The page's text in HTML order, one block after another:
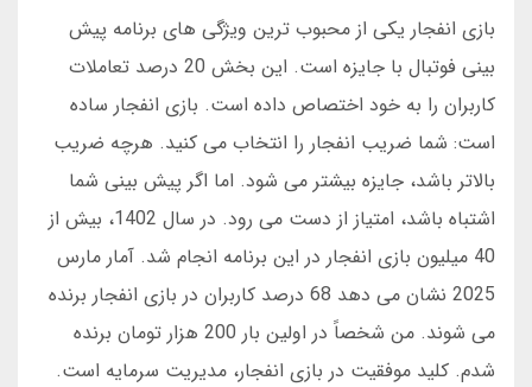
بازی انفجار یکی از محبوب ترین ویژگی های برنامه پیش
بینی فوتبال با جایزه است. این بخش 20 درصد تعاملات
کاربران را به خود اختصاص داده است. بازی انفجار ساده
است: شما ضریب انفجار را انتخاب می کنید. هرچه ضریب
بالاتر باشد، جایزه بیشتر می شود. اما اگر پیش بینی شما
اشتباه باشد، امتیاز از دست می رود. در سال 1402، بیش از
40 میلیون بازی انفجار در این برنامه انجام شد. آمار مارس
2025 نشان می دهد 68 درصد کاربران در بازی انفجار برنده
می شوند. من شخصاً در اولین بار 200 هزار تومان برنده
شدم. کلید موفقیت در بازی انفجار، مدیریت سرمایه است.